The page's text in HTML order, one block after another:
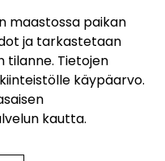
maastossa paikan
ja tarkastetaan
tilanne. Tietojen
käypäarvo.
kautta.